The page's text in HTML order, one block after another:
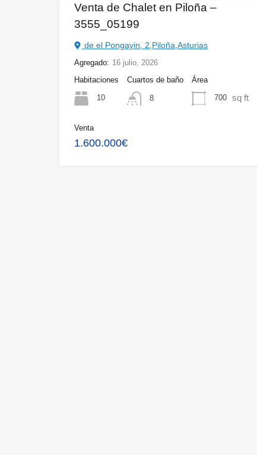
Venta de Chalet en Piloña –
3555_05199
de el Pongayin, 2,Piloña,Asturias
Agregado: 16 julio, 2026
Habitaciones
10
Cuartos de baño
8
Área
700 sq ft
Venta
1.600.000€